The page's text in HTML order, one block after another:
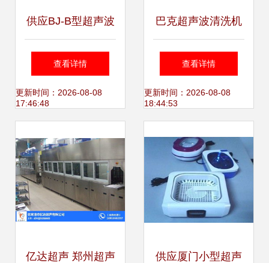
供应BJ-B型超声波
点焊机 高效精准的
工业焊接解决方案
查看详情
更新时间：2026-08-08
17:46:48
巴克超声波清洗机
济南厂家热销，高
效清洗解决方案
查看详情
更新时间：2026-08-08
18:44:53
亿达超声 郑州超声 供应厦门小型超声